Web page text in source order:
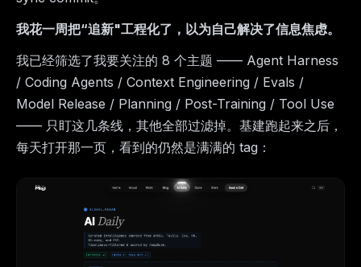
我花一周把“追新"工程化了，以为自己解决了信息焦虑。
我已经筛选了我要关注的 8 个主题 —— Agent Harness
/ Coding Agents / Context Engineering / Evals /
Model Release / Planning / Post-Training / Tool Use
—— 只盯这几条线，其他全部过滤掉。基建跑起来之后，
每天打开那一页，看到的仍然是满满的 tag：